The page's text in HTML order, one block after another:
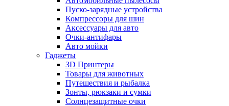
Пуско-зарядные устройства
Компрессоры для шин
Аксессуары для авто
Очки-антифары
Авто мойки
Гаджеты
3D Принтеры
Товары для животных
Путешествия и рыбалка
Зонты, рюкзаки и сумки
Солнцезащитные очки